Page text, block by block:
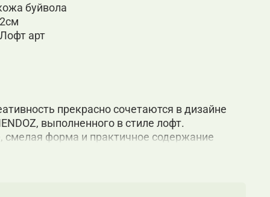
буйвола
арт
прекрасно сочетаются в дизайне
выполненного в стиле лофт.
смелая форма и практичное содержание
привычной мебели. Обивка сиденья из
металлическое основание, стилизованное